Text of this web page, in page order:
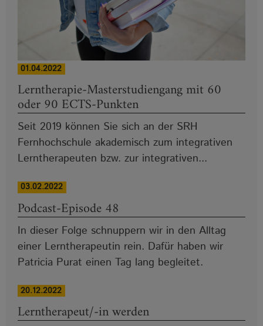
01.04.2022
Lerntherapie-Masterstudiengang mit 60
oder 90 ECTS-Punkten
Seit 2019 können Sie sich an der SRH
Fernhochschule akademisch zum integrativen
Lerntherapeuten bzw. zur integrativen...
03.02.2022
Podcast-Episode 48
In dieser Folge schnuppern wir in den Alltag
einer Lerntherapeutin rein. Dafür haben wir
Patricia Purat einen Tag lang begleitet.
20.12.2022
Lerntherapeut/-in werden